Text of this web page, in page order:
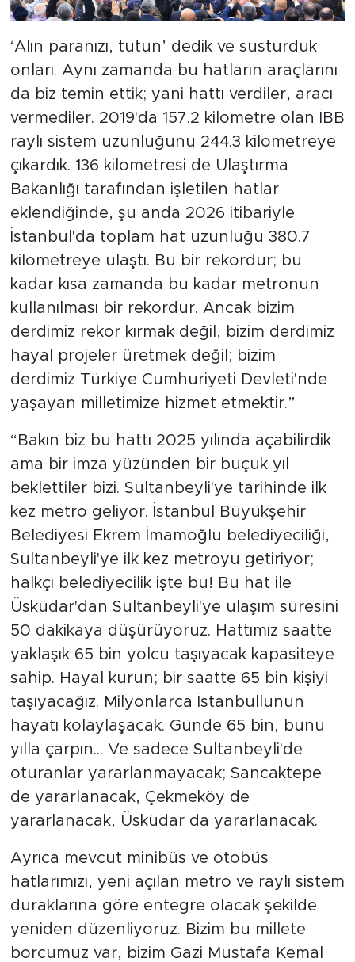
‘Alın paranızı, tutun’ dedik ve susturduk
onları. Aynı zamanda bu hatların araçlarını
da biz temin ettik; yani hattı verdiler, aracı
vermediler. 2019'da 157.2 kilometre olan İBB
raylı sistem uzunluğunu 244.3 kilometreye
çıkardık. 136 kilometresi de Ulaştırma
Bakanlığı tarafından işletilen hatlar
eklendiğinde, şu anda 2026 itibariyle
İstanbul'da toplam hat uzunluğu 380.7
kilometreye ulaştı. Bu bir rekordur; bu
kadar kısa zamanda bu kadar metronun
kullanılması bir rekordur. Ancak bizim
derdimiz rekor kırmak değil, bizim derdimiz
hayal projeler üretmek değil; bizim
derdimiz Türkiye Cumhuriyeti Devleti'nde
yaşayan milletimize hizmet etmektir.”
“Bakın biz bu hattı 2025 yılında açabilirdik
ama bir imza yüzünden bir buçuk yıl
beklettiler bizi. Sultanbeyli'ye tarihinde ilk
kez metro geliyor. İstanbul Büyükşehir
Belediyesi Ekrem İmamoğlu belediyeciliği,
Sultanbeyli'ye ilk kez metroyu getiriyor;
halkçı belediyecilik işte bu! Bu hat ile
Üsküdar'dan Sultanbeyli'ye ulaşım süresini
50 dakikaya düşürüyoruz. Hattımız saatte
yaklaşık 65 bin yolcu taşıyacak kapasiteye
sahip. Hayal kurun; bir saatte 65 bin kişiyi
taşıyacağız. Milyonlarca İstanbullunun
hayatı kolaylaşacak. Günde 65 bin, bunu
yılla çarpın... Ve sadece Sultanbeyli'de
oturanlar yararlanmayacak; Sancaktepe
de yararlanacak, Çekmeköy de
yararlanacak, Üsküdar da yararlanacak.
Ayrıca mevcut minibüs ve otobüs
hatlarımızı, yeni açılan metro ve raylı sistem
duraklarına göre entegre olacak şekilde
yeniden düzenliyoruz. Bizim bu millete
borcumuz var, bizim Gazi Mustafa Kemal